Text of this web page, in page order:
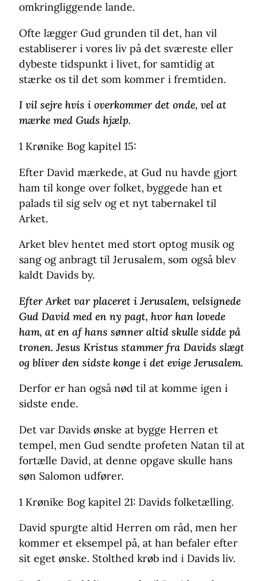
omkringliggende lande.
Ofte lægger Gud grunden til det, han vil
establiserer i vores liv på det sværeste eller
dybeste tidspunkt i livet, for samtidig at
stærke os til det som kommer i fremtiden.
I vil sejre hvis i overkommer det onde, vel at
mærke med Guds hjælp.
1 Krønike Bog kapitel 15:
Efter David mærkede, at Gud nu havde gjort
ham til konge over folket, byggede han et
palads til sig selv og et nyt tabernakel til
Arket.
Arket blev hentet med stort optog musik og
sang og anbragt til Jerusalem, som også blev
kaldt Davids by.
Efter Arket var placeret i Jerusalem, velsignede
Gud David med en ny pagt, hvor han lovede
ham, at en af hans sønner altid skulle sidde på
tronen. Jesus Kristus stammer fra Davids slægt
og bliver den sidste konge i det evige Jerusalem.
Derfor er han også nød til at komme igen i
sidste ende.
Det var Davids ønske at bygge Herren et
tempel, men Gud sendte profeten Natan til at
fortælle David, at denne opgave skulle hans
søn Salomon udfører.
1 Krønike Bog kapitel 21: Davids folketælling.
David spurgte altid Herren om råd, men her
kommer et eksempel på, at han befaler efter
sit eget ønske. Stolthed krøb ind i Davids liv.